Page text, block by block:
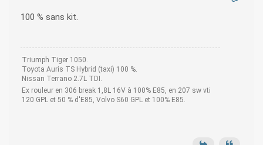
100 % sans kit.
Triumph Tiger 1050.
Toyota Auris TS Hybrid (taxi) 100 %.
Nissan Terrano 2.7L TDI.
Ex rouleur en 306 break 1,8L 16V à 100% E85, en 207 sw vti
120 GPL et 50 % d'E85, Volvo S60 GPL et 100% E85.